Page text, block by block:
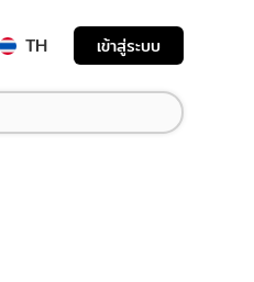
TH เข้าสู่ระบบ